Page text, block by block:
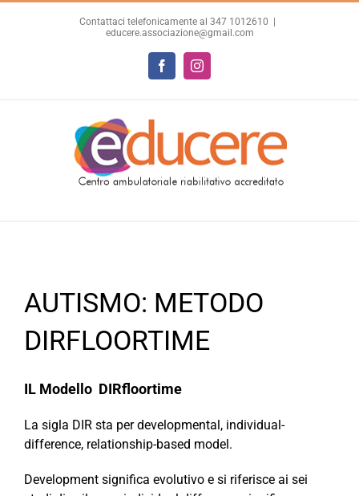
Contattaci telefonicamente al 347 1012610
educere.associazione@gmail.com
FacebookInstagram
AUTISMO: METODO
DIRFLOORTIME
IL Modello DIRfloortime
La sigla DIR sta per developmental, individual-
difference, relationship-based model.
Development significa evolutivo e si riferisce ai sei